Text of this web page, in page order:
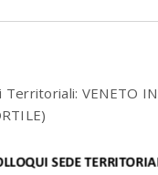
VENETO